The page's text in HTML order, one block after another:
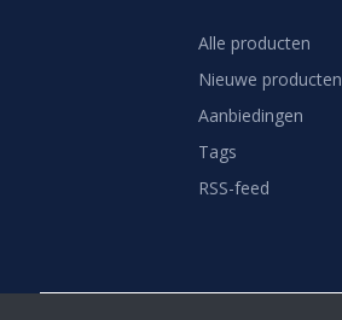
Alle producten
Nieuwe producten
Aanbiedingen
Tags
RSS-feed